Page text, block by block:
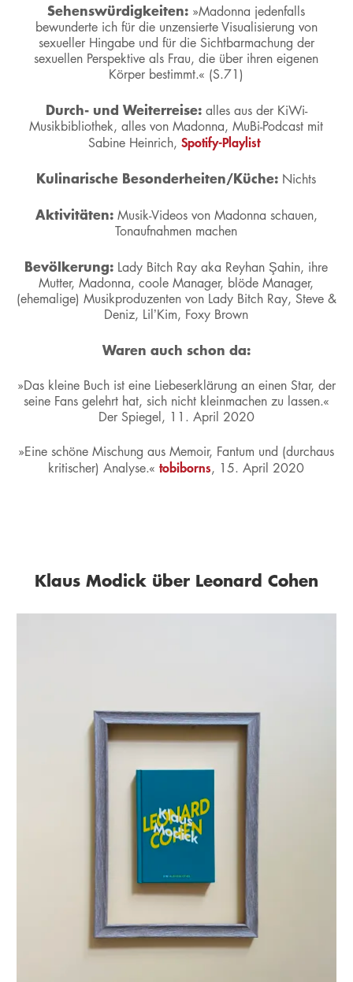
Sehenswürdigkeiten: »Madonna jedenfalls
bewunderte ich für die unzensierte Visualisierung von
sexueller Hingabe und für die Sichtbarmachung der
sexuellen Perspektive als Frau, die über ihren eigenen
Körper bestimmt.« (S.71)
Durch- und Weiterreise: alles aus der KiWi-
Musikbibliothek, alles von Madonna, MuBi-Podcast mit
Sabine Heinrich,Spotify-Playlist
Kulinarische Besonderheiten/Küche: Nichts
Aktivitäten: Musik-Videos von Madonna schauen,
Tonaufnahmen machen
Bevölkerung: Lady Bitch Ray aka Reyhan Şahin, ihre
Mutter, Madonna, coole Manager, blöde Manager,
(ehemalige) Musikproduzenten von Lady Bitch Ray, Steve &
Deniz, Lil’Kim, Foxy Brown
Waren auch schon da:
»Das kleine Buch ist eine Liebeserklärung an einen Star, der
seine Fans gelehrt hat, sich nicht kleinmachen zu lassen.«
Der Spiegel, 11. April 2020
»Eine schöne Mischung aus Memoir, Fantum und (durchaus
kritischer) Analyse.« tobiborns, 15. April 2020
Klaus Modick über Leonard Cohen